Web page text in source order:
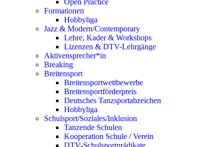
Open Practice
Formationen
Hobbyliga
Jazz & Modern/Contemporary
Lehre, Kader & Workshops
Lizenzen & DTV-Lehrgänge
Aktivensprecher*in
Breaking
Breitensport
Breitensportwettbewerbe
Breitensportförderpreis
Deutsches Tanzsportabzeichen
Hobbyliga
Schulsport/Soziales/Inklusion
Tanzende Schulen
Kooperation Schule / Verein
DTV-Schulsportprädikate